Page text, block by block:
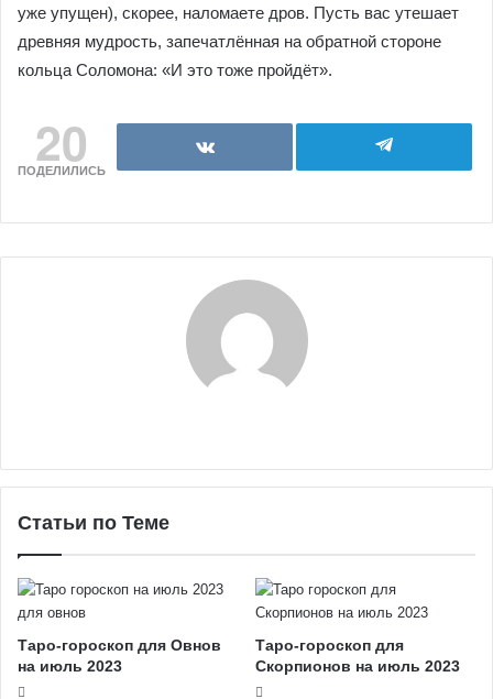
уже упущен), скорее, наломаете дров. Пусть вас утешает
древняя мудрость, запечатлённая на обратной стороне
кольца Соломона: «И это тоже пройдёт».
20
ПОДЕЛИЛИСЬ
Статьи по Теме
Таро-гороскоп для Овнов
на июль 2023
Таро-гороскоп для
Скорпионов на июль 2023